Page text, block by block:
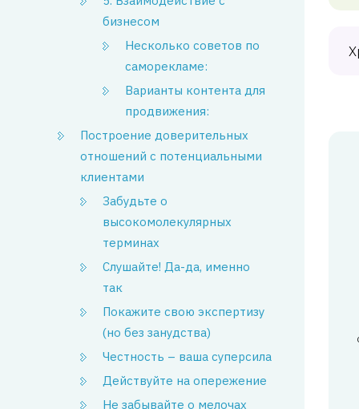
бизнесом
Несколько советов по
саморекламе:
Варианты контента для
продвижения:
Построение доверительных
отношений с потенциальными
клиентами
Забудьте о
высокомолекулярных
терминах
Слушайте! Да-да, именно
так
Покажите свою экспертизу
(но без занудства)
Честность – ваша суперсила
Действуйте на опережение
Не забывайте о мелочах